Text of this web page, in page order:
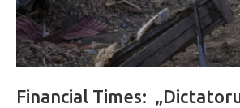
Financial Times: